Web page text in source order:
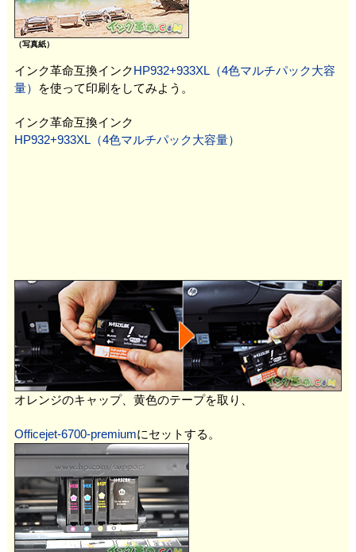
（写真紙）
インク革命互換インクHP932+933XL（4色マルチパック大容
量）
を使って印刷をしてみよう。
インク革命互換インク
HP932+933XL（4色マルチパック大容量）
オレンジのキャップ、黄色のテープを取り、
Officejet-6700-premiumにセットする。